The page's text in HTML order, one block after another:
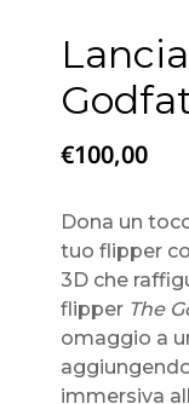
€100,00
Dona un
tuo flipper
3D che
flipper The
omaggio a
immersiva